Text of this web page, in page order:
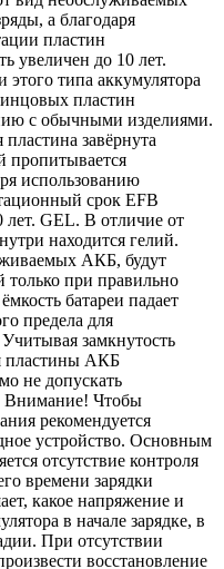
а благодаря
пластин
увеличен до 10 лет.
типа аккумулятора
пластин
с обычными изделиями.
завёрнута
пропитывается
использованию
срок EFB
лет. GEL. В отличие от
находится гелий.
АКБ, будут
только при правильно
батареи падает
предела для
замкнутость
пластины АКБ
не допускать
Внимание! Чтобы
рекомендуется
устройство. Основным
отсутствие контроля
времени зарядки
какое напряжение и
в начале зарядке, в
При отсутствии
восстановление